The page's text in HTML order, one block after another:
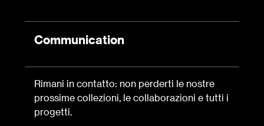
Communication
Rimani in contatto: non perderti le nostre
prossime collezioni, le collaborazioni e tutti i
progetti.